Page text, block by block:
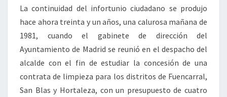
La continuidad del infortunio ciudadano se produjo
hace ahora treinta y un años, una calurosa mañana de
1981, cuando el gabinete de dirección del
Ayuntamiento de Madrid se reunió en el despacho del
alcalde con el fin de estudiar la concesión de una
contrata de limpieza para los distritos de Fuencarral,
San Blas y Hortaleza, con un presupuesto de cuatro